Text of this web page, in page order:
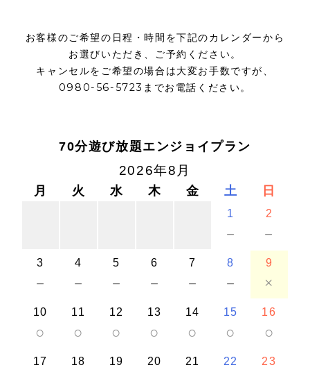
お客様のご希望の日程・時間を下記のカレンダーから
お選びいただき、ご予約ください。
キャンセルをご希望の場合は大変お手数ですが、
0980-56-5723までお電話ください。
70分遊び放題エンジョイプラン
2026年8月
月 火 水 木 金 土 日
1
－
2
－
3
－
4
－
5
－
6
－
7
－
8
－
9
×
10
○
11
○
12
○
13
○
14
○
15
○
16
○
17 18 19 20 21 22 23